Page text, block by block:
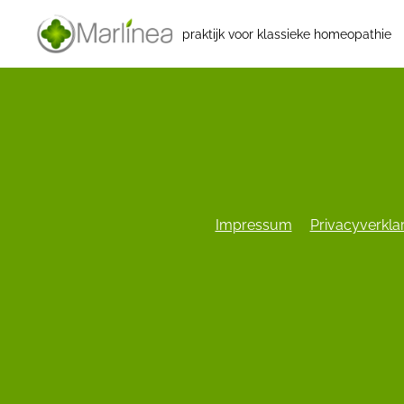
praktijk voor klassieke homeopathie
Impressum